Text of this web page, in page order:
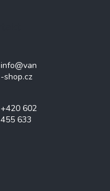
info@van
-shop.cz
+420 602
455 633